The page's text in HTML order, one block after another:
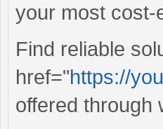
your most cost-
Find reliable
href="https://
offered through